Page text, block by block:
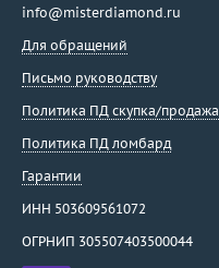
info@misterdiamond.ru
Для обращений
Письмо руководству
Политика ПД скупка/продажа
Политика ПД ломбард
Гарантии
ИНН 503609561072
ОГРНИП 305507403500044